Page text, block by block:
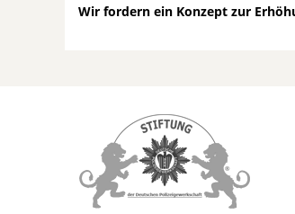
Wir fordern ein Konzept zur